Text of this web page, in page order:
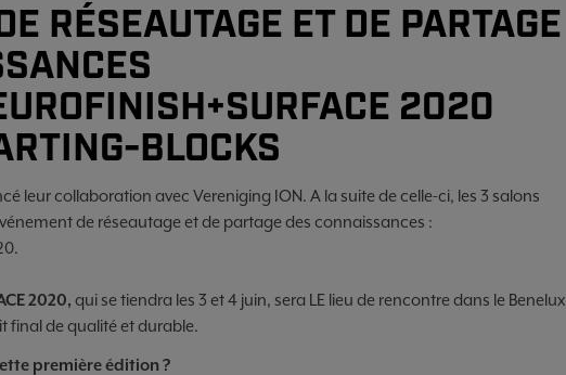
RÉSEAUTAGE ET DE PARTAGE
2020
BLOCKS
leur collaboration avec Vereniging ION. A la suite de celle-ci, les 3 salons
de réseautage et de partage des connaissances :
2020, qui se tiendra les 3 et 4 juin, sera LE lieu de rencontre dans le Benelux
final de qualité et durable.
première édition ?